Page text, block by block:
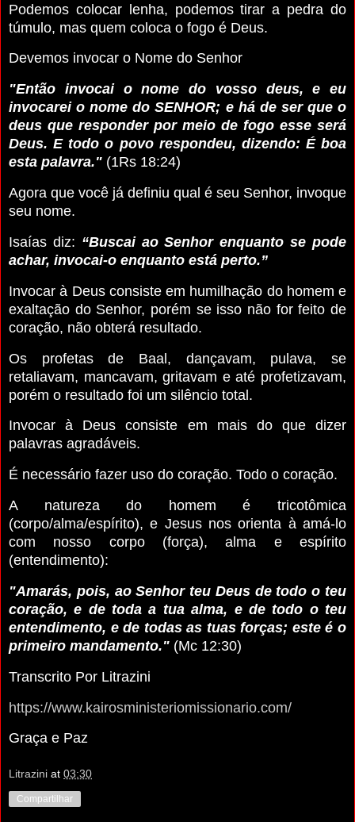
Podemos colocar lenha, podemos tirar a pedra do
túmulo, mas quem coloca o fogo é Deus.
Devemos invocar o Nome do Senhor
"Então invocai o nome do vosso deus, e eu
invocarei o nome do SENHOR; e há de ser que o
deus que responder por meio de fogo esse será
Deus. E todo o povo respondeu, dizendo: É boa
esta palavra." (1Rs 18:24)
Agora que você já definiu qual é seu Senhor, invoque
seu nome.
Isaías diz: “Buscai ao Senhor enquanto se pode
achar, invocai-o enquanto está perto.”
Invocar à Deus consiste em humilhação do homem e
exaltação do Senhor, porém se isso não for feito de
coração, não obterá resultado.
Os profetas de Baal, dançavam, pulava, se
retaliavam, mancavam, gritavam e até profetizavam,
porém o resultado foi um silêncio total.
Invocar à Deus consiste em mais do que dizer
palavras agradáveis.
É necessário fazer uso do coração. Todo o coração.
A natureza do homem é tricotômica
(corpo/alma/espírito), e Jesus nos orienta à amá-lo
com nosso corpo (força), alma e espírito
(entendimento):
"Amarás, pois, ao Senhor teu Deus de todo o teu
coração, e de toda a tua alma, e de todo o teu
entendimento, e de todas as tuas forças; este é o
primeiro mandamento." (Mc 12:30)
Transcrito Por Litrazini
https://www.kairosministeriomissionario.com/
Graça e Paz
Litrazini at 03:30
Compartilhar